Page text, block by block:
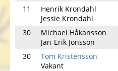
11
Henrik Krondahl
Jessie Krondahl
30
Michael Håkansson
Jan-Erik Jönsson
30
Tom Kristensson
Vakant